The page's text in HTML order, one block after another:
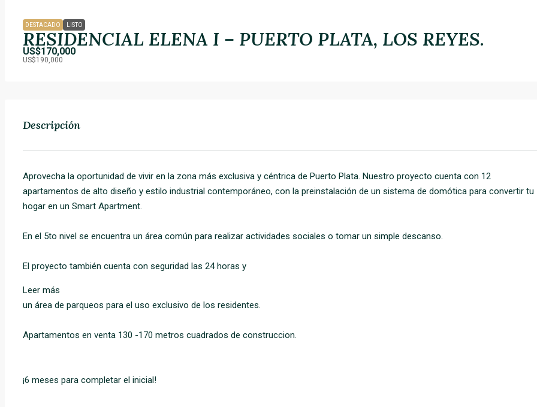
DESTACADO LISTO
RESIDENCIAL ELENA I – PUERTO PLATA, LOS REYES.
US$170,000
US$190,000
Descripción
Aprovecha la oportunidad de vivir en la zona más exclusiva y céntrica de Puerto Plata. Nuestro proyecto cuenta con 12
apartamentos de alto diseño y estilo industrial contemporáneo, con la preinstalación de un sistema de domótica para convertir tu
hogar en un Smart Apartment.
En el 5to nivel se encuentra un área común para realizar actividades sociales o tomar un simple descanso.
El proyecto también cuenta con seguridad las 24 horas y
Leer más
un área de parqueos para el uso exclusivo de los residentes.
Apartamentos en venta 130 -170 metros cuadrados de construccion.
¡6 meses para completar el inicial!